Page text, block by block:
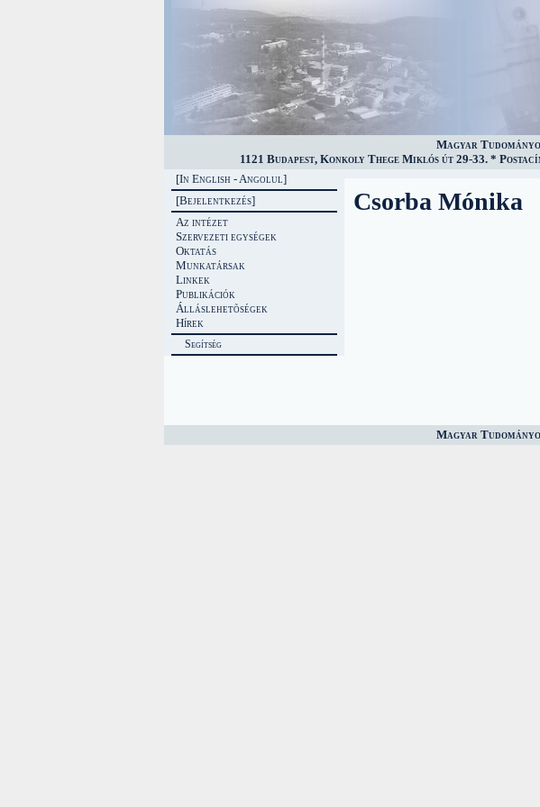
Magyar
1121 Budapest, Konkoly Thege Miklós út 29-33. *
[In English - Angolul]
[Bejelentkezés]
Az intézet
Szervezeti egységek
Oktatás
Munkatársak
Linkek
Publikációk
Álláslehetõségek
Hírek
Segítség
Csorba Mónika
Magyar